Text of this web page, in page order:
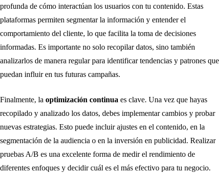
profunda de cómo interactúan los usuarios con tu contenido. Estas
plataformas permiten segmentar la información y entender el
comportamiento del cliente, lo que facilita la toma de decisiones
informadas. Es importante no solo recopilar datos, sino también
analizarlos de manera regular para identificar tendencias y patrones que
puedan influir en tus futuras campañas.
Finalmente, la optimización continua es clave. Una vez que hayas
recopilado y analizado los datos, debes implementar cambios y probar
nuevas estrategias. Esto puede incluir ajustes en el contenido, en la
segmentación de la audiencia o en la inversión en publicidad. Realizar
pruebas A/B es una excelente forma de medir el rendimiento de
diferentes enfoques y decidir cuál es el más efectivo para tu negocio.